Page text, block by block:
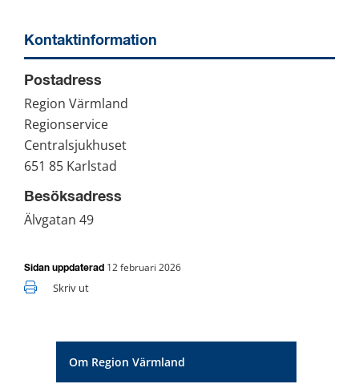
Om Region Värmland
Kontaktinformation
Postadress
Region Värmland
Regionservice
Centralsjukhuset
651 85 Karlstad
Besöksadress
Älvgatan 49
Sidan uppdaterad 12 februari 2026
Skriv ut